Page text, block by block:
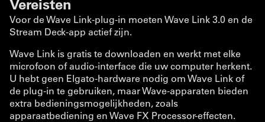
Vereisten
Voor de Wave Link-plug-in moeten Wave Link 3.0 en de
Stream Deck-app actief zijn.
Wave Link is gratis te downloaden en werkt met elke
microfoon of audio-interface die uw computer herkent.
U hebt geen Elgato-hardware nodig om Wave Link of
de plug-in te gebruiken, maar Wave-apparaten bieden
extra bedieningsmogelijkheden, zoals
apparaatbediening en Wave FX Processor-effecten.